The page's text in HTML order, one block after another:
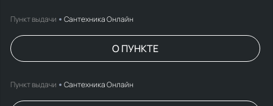
Пункт выдачи Сантехника Онлайн
О ПУНКТЕ
Пункт выдачи Сантехника Онлайн